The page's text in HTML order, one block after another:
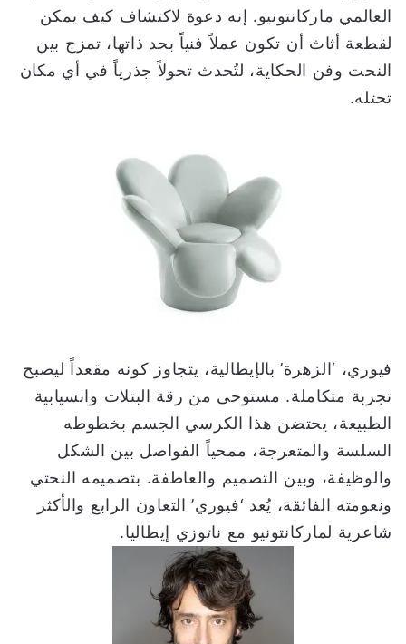
العالمي ماركانتونيو. إنه دعوة لاكتشاف كيف يمكن
لقطعة أثاث أن تكون عملاً فنياً بحد ذاتها، تمزج بين
النحت وفن الحكاية، لتُحدث تحولاً جذرياً في أي مكان
تحتله.
فيوري، ‘الزهرة’ بالإيطالية، يتجاوز كونه مقعداً ليصبح
تجربة متكاملة. مستوحى من رقة البتلات وانسيابية
الطبيعة، يحتضن هذا الكرسي الجسم بخطوطه
السلسة والمتعرجة، ممحياً الفواصل بين الشكل
والوظيفة، وبين التصميم والعاطفة. بتصميمه النحتي
ونعومته الفائقة، يُعد ‘فيوري’ التعاون الرابع والأكثر
شاعرية لماركانتونيو مع ناتوزي إيطاليا.